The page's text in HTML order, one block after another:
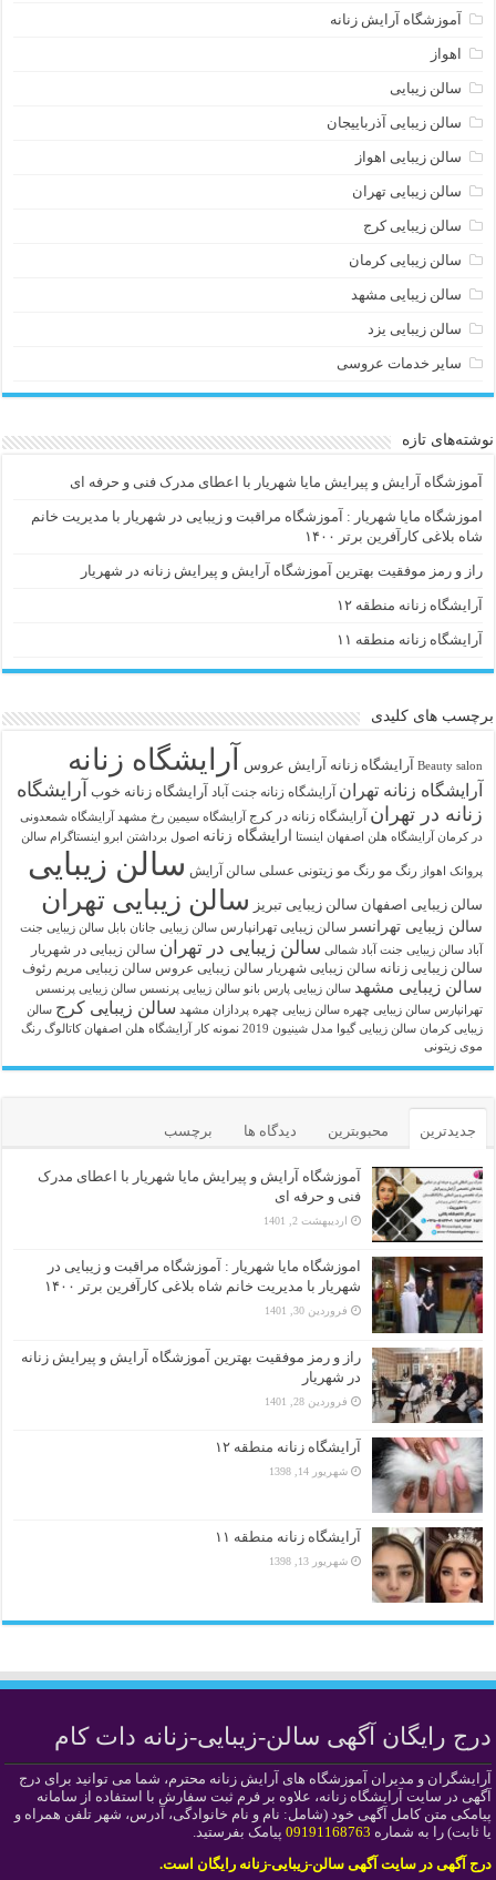
آموزشگاه آرایش زنانه
اهواز
سالن زیبایی
سالن زیبایی آذرباییجان
سالن زیبایی اهواز
سالن زیبایی تهران
سالن زیبایی کرج
سالن زیبایی کرمان
سالن زیبایی مشهد
سالن زیبایی یزد
سایر خدمات عروسی
نوشته‌های تازه
آموزشگاه آرایش و پیرایش مایا شهریار با اعطای مدرک فنی و حرفه ای
اموزشگاه مایا شهریار : آموزشگاه مراقبت و زیبایی در شهریار با مدیریت خانم
شاه بلاغی کارآفرین برتر ۱۴۰۰
راز و رمز موفقیت بهترین آموزشگاه آرایش و پیرایش زنانه در شهریار
آرایشگاه زنانه منطقه ۱۲
آرایشگاه زنانه منطقه ۱۱
برچسب های کلیدی
Beauty salon آرايشگاه زنانه آرایش عروس آرایشگاه زنانه
آرایشگاه زنانه تهران آرایشگاه زنانه جنت آباد آرایشگاه زنانه خوب آرایشگاه
زنانه در تهران آرایشگاه زنانه در کرج آرایشگاه سیمین رخ مشهد آرایشگاه شمعدونی
در کرمان آرایشگاه هلن اصفهان اینستا ارایشگاه زنانه اصول برداشتن ابرو اینستاگرام سالن
پروانک اهواز رنگ مو رنگ مو زیتونی عسلی سالن آرایش سالن زیبایی
سالن زیبایی اصفهان سالن زیبایی تبریز سالن زیبایی تهران
سالن زیبایی تهرانسر سالن زیبایی تهرانپارس سالن زیبایی جانان بابل سالن زیبایی جنت
آباد سالن زیبایی جنت آباد شمالی سالن زیبایی در تهران سالن زیبایی در شهریار
سالن زیبایی زنانه سالن زیبایی شهریار سالن زیبایی عروس سالن زیبایی مریم رئوف
سالن زیبایی مشهد سالن زیبایی پارس بانو سالن زیبایی پرنسس سالن زیبایی پرنسس
تهرانپارس سالن زیبایی چهره سالن زیبایی چهره پردازان مشهد سالن زیبایی کرج سالن
زیبایی کرمان سالن زیبایی گیوا مدل شینیون 2019 نمونه کار آرایشگاه هلن اصفهان کاتالوگ رنگ
موی زیتونی
جدیدترین محبوبترین دیدگاه ها برچسب
آموزشگاه آرایش و پیرایش مایا شهریار با اعطای مدرک
فنی و حرفه ای
اردیبهشت 2, 1401
اموزشگاه مایا شهریار : آموزشگاه مراقبت و زیبایی در
شهریار با مدیریت خانم شاه بلاغی کارآفرین برتر ۱۴۰۰
فروردین 30, 1401
راز و رمز موفقیت بهترین آموزشگاه آرایش و پیرایش زنانه
در شهریار
فروردین 28, 1401
آرایشگاه زنانه منطقه ۱۲
شهریور 14, 1398
آرایشگاه زنانه منطقه ۱۱
شهریور 13, 1398
درج رایگان آگهی سالن-زیبایی-زنانه دات کام
آرایشگران و مدیران آموزشگاه های آرایش زنانه محترم، شما می توانید برای درج
آگهی در سایت آرایشگاه زنانه، علاوه بر فرم ثبت سفارش با استفاده از سامانه
پیامکی متن کامل آگهی خود (شامل: نام و نام خانوادگی، آدرس، شهر تلفن همراه و
یا ثابت) را به شماره 09191168763 پیامک بفرستید.
درج آگهی در سایت آگهی سالن-زیبایی-زنانه رایگان است.